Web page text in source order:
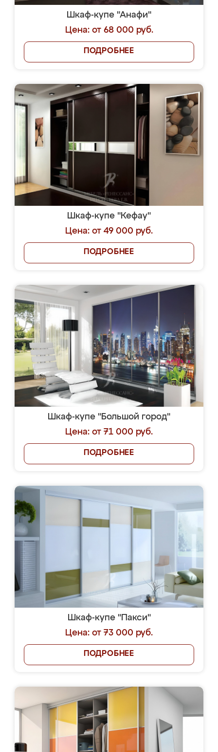
Шкаф-купе "Анафи"
Цена: от 68 000 руб.
ПОДРОБНЕЕ
Шкаф-купе "Кефау"
Цена: от 49 000 руб.
ПОДРОБНЕЕ
Шкаф-купе "Большой город"
Цена: от 71 000 руб.
ПОДРОБНЕЕ
Шкаф-купе "Пакси"
Цена: от 73 000 руб.
ПОДРОБНЕЕ